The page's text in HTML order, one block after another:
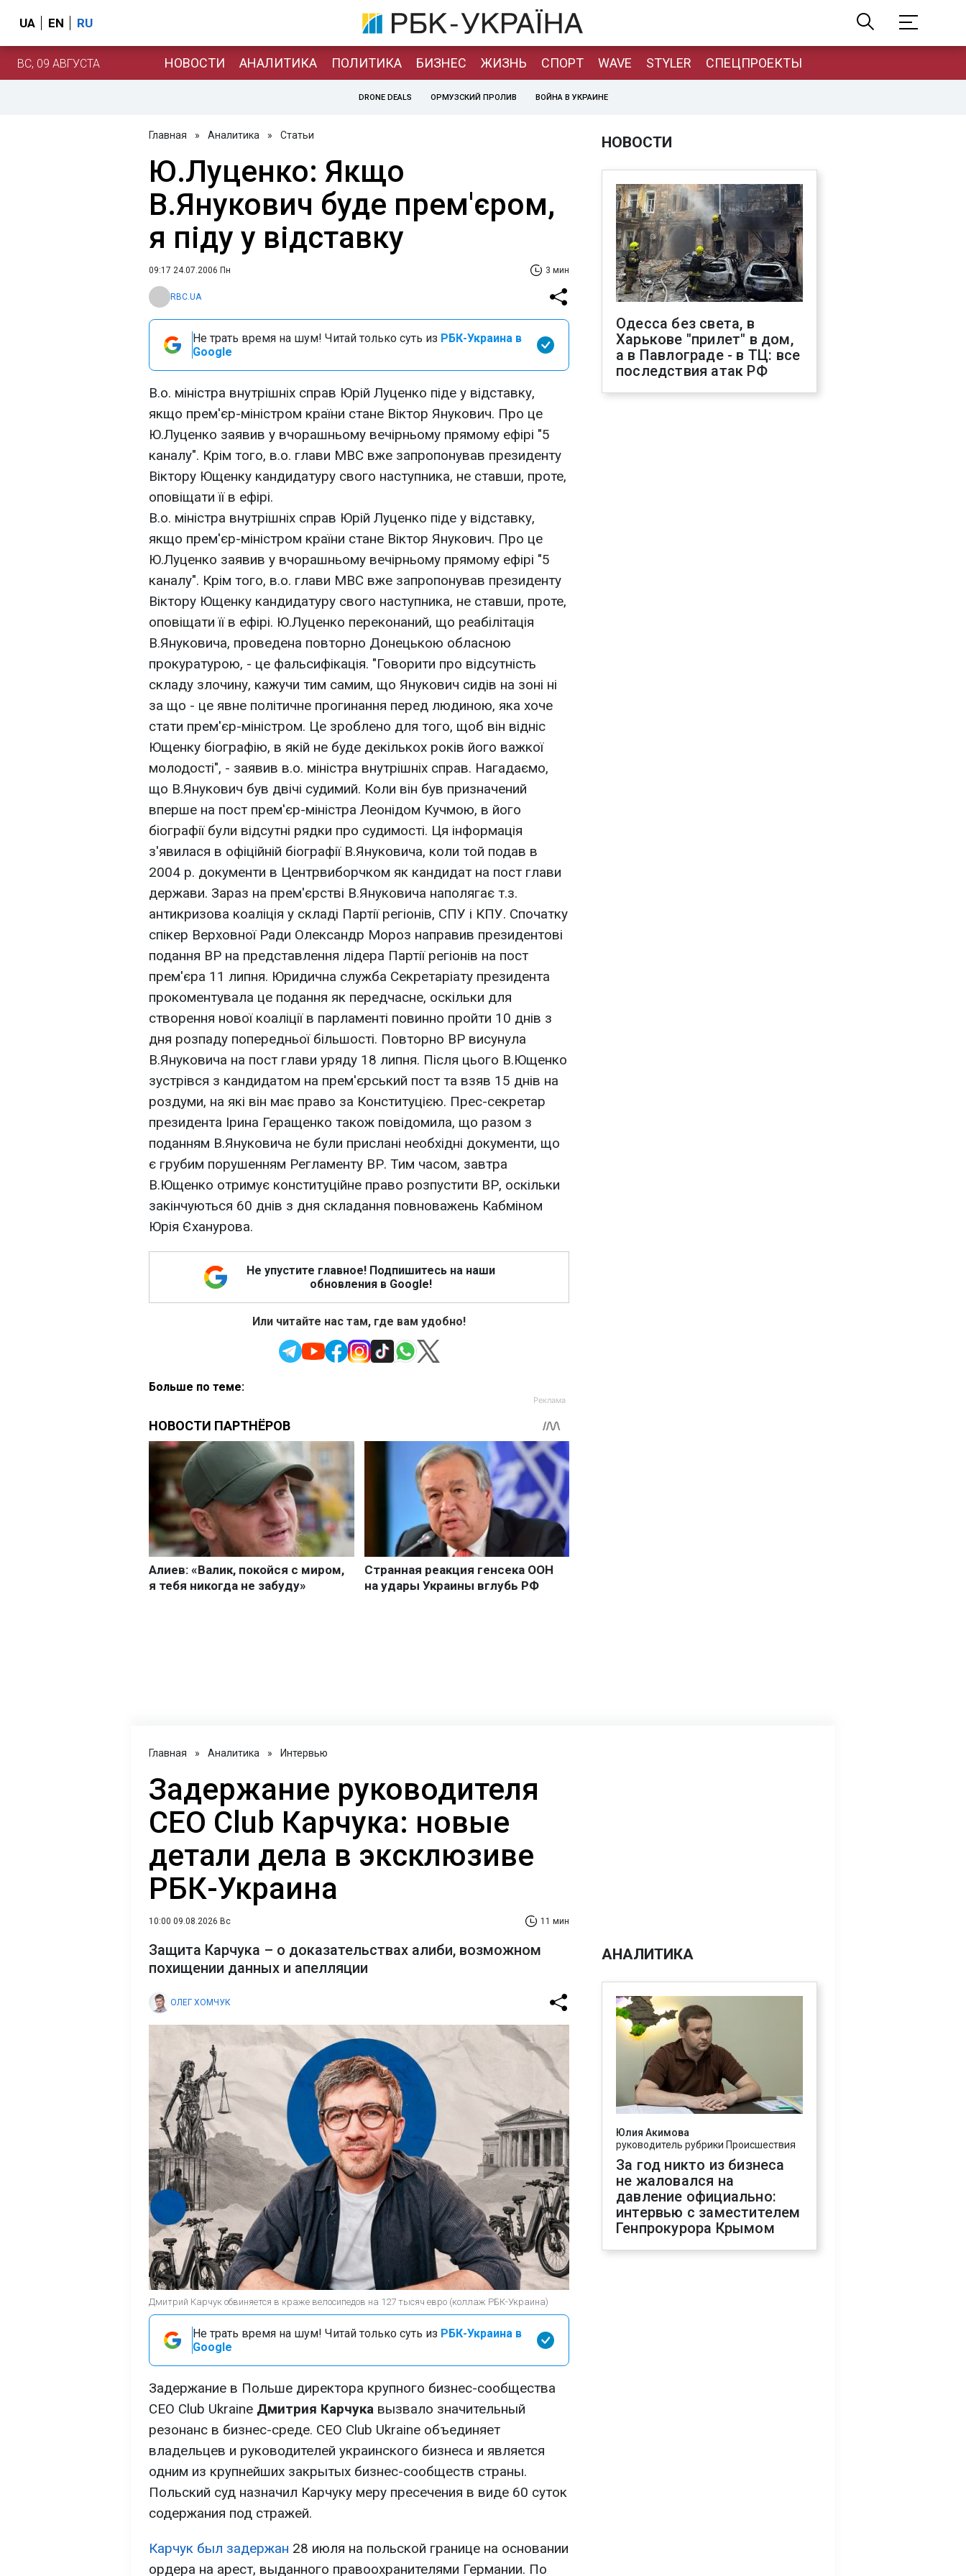
UA EN RU
ВС, 09 АВГУСТА НОВОСТИ АНАЛИТИКА ПОЛИТИКА БИЗНЕС ЖИЗНЬ СПОРТ WAVE STYLER СПЕЦПРОЕКТЫ
DRONE DEALS ОРМУЗСКИЙ ПРОЛИВ ВОЙНА В УКРАИНЕ
Главная » Аналитика » Статьи
Ю.Луценко: Якщо
В.Янукович буде прем'єром,
я піду у відставку
09:17 24.07.2006 Пн 3 мин
RBC.UA
Не трать время на шум! Читай только суть из РБК-Украина в
Google
В.о. міністра внутрішніх справ Юрій Луценко піде у відставку,
якщо прем'єр-міністром країни стане Віктор Янукович. Про це
Ю.Луценко заявив у вчорашньому вечірньому прямому ефірі "5
каналу". Крім того, в.о. глави МВС вже запропонував президенту
Віктору Ющенку кандидатуру свого наступника, не ставши, проте,
оповіщати її в ефірі.
В.о. міністра внутрішніх справ Юрій Луценко піде у відставку,
якщо прем'єр-міністром країни стане Віктор Янукович. Про це
Ю.Луценко заявив у вчорашньому вечірньому прямому ефірі "5
каналу". Крім того, в.о. глави МВС вже запропонував президенту
Віктору Ющенку кандидатуру свого наступника, не ставши, проте,
оповіщати її в ефірі. Ю.Луценко переконаний, що реабілітація
В.Януковича, проведена повторно Донецькою обласною
прокуратурою, - це фальсифікація. "Говорити про відсутність
складу злочину, кажучи тим самим, що Янукович сидів на зоні ні
за що - це явне політичне прогинання перед людиною, яка хоче
стати прем'єр-міністром. Це зроблено для того, щоб він відніс
Ющенку біографію, в якій не буде декількох років його важкої
молодості", - заявив в.о. міністра внутрішніх справ. Нагадаємо,
що В.Янукович був двічі судимий. Коли він був призначений
вперше на пост прем'єр-міністра Леонідом Кучмою, в його
біографії були відсутні рядки про судимості. Ця інформація
з'явилася в офіційній біографії В.Януковича, коли той подав в
2004 р. документи в Центрвиборчком як кандидат на пост глави
держави. Зараз на прем'єрстві В.Януковича наполягає т.з.
антикризова коаліція у складі Партії регіонів, СПУ і КПУ. Спочатку
спікер Верховної Ради Олександр Мороз направив президентові
подання ВР на представлення лідера Партії регіонів на пост
прем'єра 11 липня. Юридична служба Секретаріату президента
прокоментувала це подання як передчасне, оскільки для
створення нової коаліції в парламенті повинно пройти 10 днів з
дня розпаду попередньої більшості. Повторно ВР висунула
В.Януковича на пост глави уряду 18 липня. Після цього В.Ющенко
зустрівся з кандидатом на прем'єрський пост та взяв 15 днів на
роздуми, на які він має право за Конституцією. Прес-секретар
президента Ірина Геращенко також повідомила, що разом з
поданням В.Януковича не були прислані необхідні документи, що
є грубим порушенням Регламенту ВР. Тим часом, завтра
В.Ющенко отримує конституційне право розпустити ВР, оскільки
закінчуються 60 днів з дня складання повноважень Кабміном
Юрія Єханурова.
Не упустите главное! Подпишитесь на наши
обновления в Google!
Или читайте нас там, где вам удобно!
Больше по теме:
НОВОСТИ
Одесса без света, в
Харькове "прилет" в дом,
а в Павлограде - в ТЦ: все
последствия атак РФ
Главная » Аналитика » Интервью
Задержание руководителя
CEO Club Карчука: новые
детали дела в эксклюзиве
РБК-Украина
10:00 09.08.2026 Вс 11 мин
Защита Карчука – о доказательствах алиби, возможном
похищении данных и апелляции
ОЛЕГ ХОМЧУК
Дмитрий Карчук обвиняется в краже велосипедов на 127 тысяч евро (коллаж РБК-Украина)
Не трать время на шум! Читай только суть из РБК-Украина в
Google
Задержание в Польше директора крупного бизнес-сообщества
CEO Club Ukraine Дмитрия Карчука вызвало значительный
резонанс в бизнес-среде. CEO Club Ukraine объединяет
владельцев и руководителей украинского бизнеса и является
одним из крупнейших закрытых бизнес-сообществ страны.
Польский суд назначил Карчуку меру пресечения в виде 60 суток
содержания под стражей.
Карчук был задержан 28 июля на польской границе на основании
ордера на арест, выданного правоохранителями Германии. По
АНАЛИТИКА
Юлия Акимова
руководитель рубрики Происшествия
За год никто из бизнеса
не жаловался на
давление официально:
интервью с заместителем
Генпрокурора Крымом